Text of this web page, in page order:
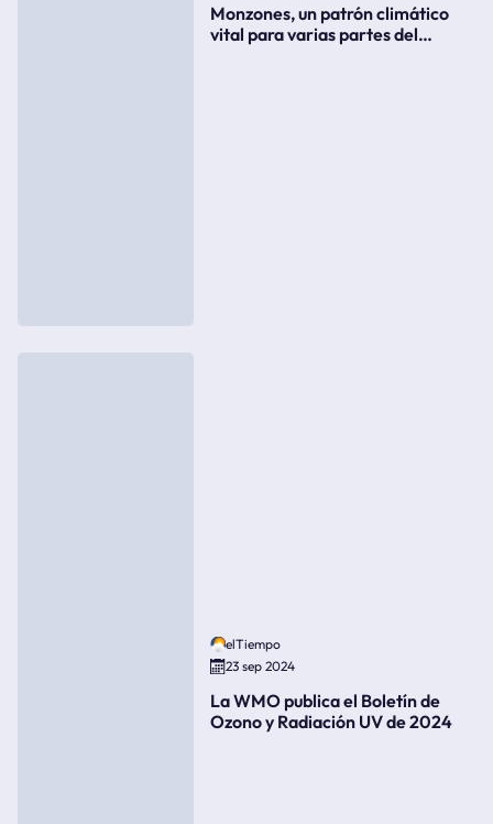
Monzones, un patrón climático
vital para varias partes del
elTiempo
23 sep 2024
La WMO publica el Boletín de
Ozono y Radiación UV de 2024